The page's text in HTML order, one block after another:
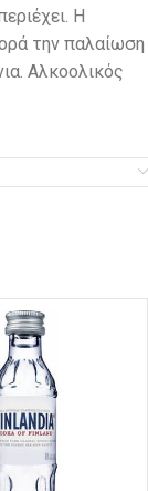
Η
την παλαίωση
Αλκοολικός